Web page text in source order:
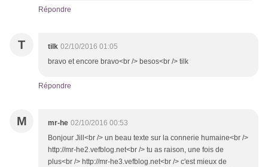
Répondre
T tilk 02/10/2016 01:05
bravo et encore bravo<br /> besos<br /> tilk
Répondre
M mr-he 02/10/2016 00:53
Bonjour Jill<br /> un beau texte sur la connerie humaine<br />
http://mr-he2.vefblog.net<br /> tu as raison, une fois de
plus<br /> http://mr-he3.vefblog.net<br /> c'est mieux de